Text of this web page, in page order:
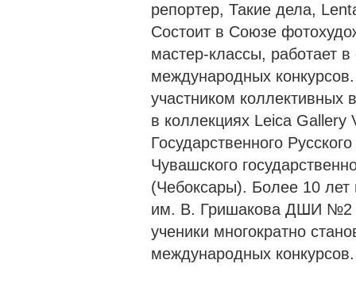
репортер, Такие дела,
Состоит в Союзе
мастер-классы, работает
международных
участником коллективных
в коллекциях Leica
Государственного
Чувашского
(Чебоксары). Более 10
им. В. Гришакова ДШИ №2
ученики многократно
международных конкурсов.